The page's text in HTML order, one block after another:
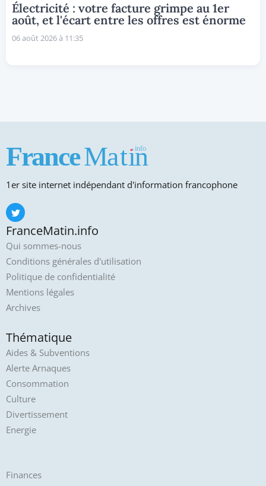
Électricité : votre facture grimpe au 1er
août, et l'écart entre les offres est énorme
06 août 2026 à 11:35
1er site internet indépendant d'information francophone
FranceMatin.info
Qui sommes-nous
Conditions générales d'utilisation
Politique de confidentialité
Mentions légales
Archives
Thématique
Aides & Subventions
Alerte Arnaques
Consommation
Culture
Divertissement
Energie
Finances